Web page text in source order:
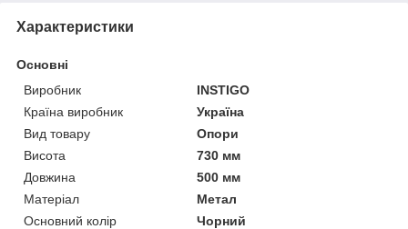
Характеристики
Основні
Виробник
INSTIGO
Країна виробник
Україна
Вид товару
Опори
Висота
730 мм
Довжина
500 мм
Матеріал
Метал
Основний колір
Чорний